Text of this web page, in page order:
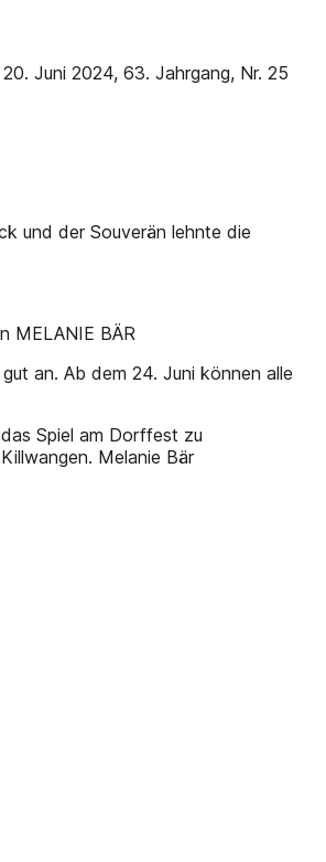
Juni 2024, 63. Jahrgang, Nr. 25
und der Souverän lehnte die
MELANIE BÄR
an. Ab dem 24. Juni können alle
Spiel am Dorffest zu
Melanie Bär